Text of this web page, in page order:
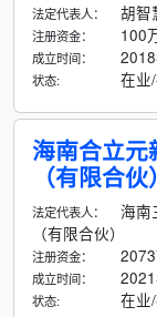
法定代表人： 胡智
注册资金： 100
成立时间：
状态: 在业
海南合立元
（有限合伙）
法定代表人：
海南
（有限合伙）
注册资金：
成立时间：
状态: 在业